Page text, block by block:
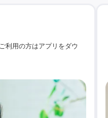
利用の方はアプリをダウ